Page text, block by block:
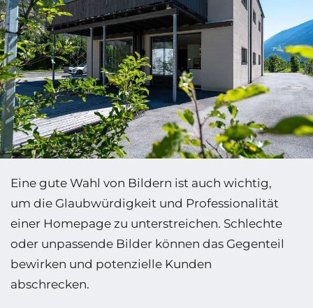
Eine gute Wahl von Bildern ist auch wichtig,
um die Glaub­würdigkeit und Professionalität
einer Homepage zu unter­streichen. Schlechte
oder unpassende Bilder können das Gegenteil
bewirken und potenzielle Kunden
abschrecken.